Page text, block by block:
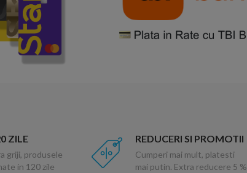
ZILE
griji, produsele
in 120 zile
REDUCERI SI PROMOTII
Cumperi mai mult, platesti
mai putin. Extra reducere 5 %